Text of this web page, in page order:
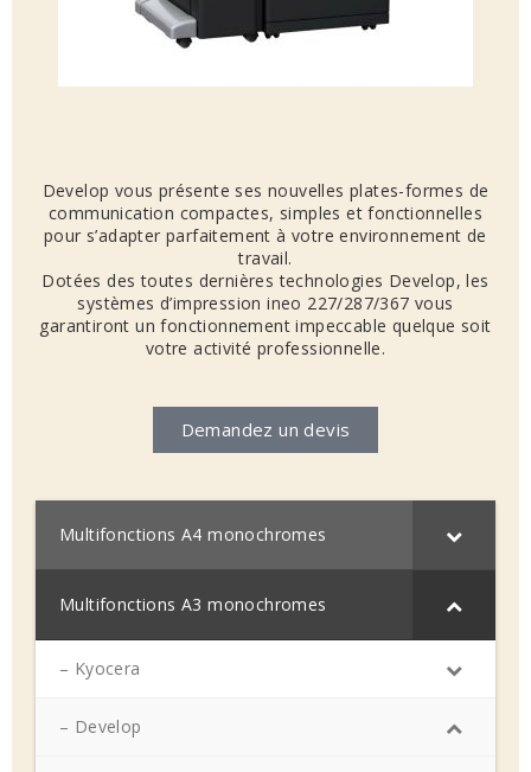
Develop vous présente ses nouvelles plates-formes de
communication compactes, simples et fonctionnelles
pour s’adapter parfaitement à votre environnement de
travail.
Dotées des toutes dernières technologies Develop, les
systèmes d’impression ineo 227/287/367 vous
garantiront un fonctionnement impeccable quelque soit
votre activité professionnelle.
Demandez un devis
Multifonctions A4 monochromes
Multifonctions A3 monochromes
– Kyocera
– Develop